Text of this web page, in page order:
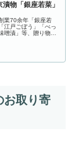
物「銀座若菜」
業70余年「銀座若
江戸ごぼう」「べっ
噌漬」等、贈り物や
お取り寄